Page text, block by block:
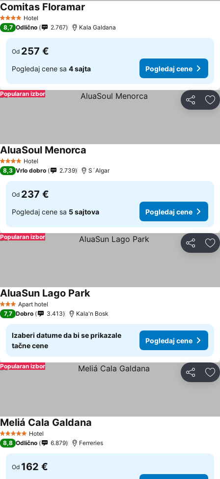
4 ZvezdiceHotel
Comitas Floramar
8,7 Odlično 2.767 Kala Galdana
Od 257 €
Pogledaj cene sa 4 sajta Pogledaj cene
Deli
Popularan izbor
4 ZvezdiceHotel
AluaSoul Menorca
8,3 Vrlo dobro 2.739 S´Algar
Od 237 €
Pogledaj cene sa 5 sajtova Pogledaj cene
Deli
Popularan izbor
3 ZvezdiceApart hotel
AluaSun Lago Park
7,7 Dobro 3.413 Kala'n Bosk
Izaberi datume da bi se prikazale
tačne cene
Pogledaj cene
Deli
Popularan izbor
5 ZvezdiceHotel
Meliá Cala Galdana
8,8 Odlično 6.879 Ferreries
Od 162 €